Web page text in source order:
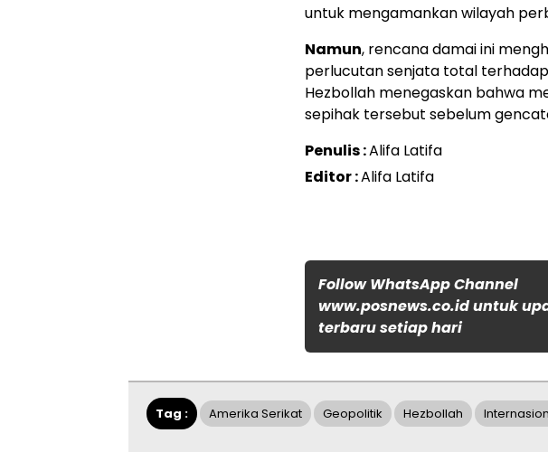
untuk mengamankan wilayah
Namun, rencana damai ini
perlucutan senjata total terhadap
Hezbollah menegaskan bahwa
sepihak tersebut sebelum
Penulis :Alifa Latifa
Editor :Alifa Latifa
Follow WhatsApp Channel
www.posnews.co.id untuk
terbaru setiap hari
Tag : Amerika Serikat Geopolitik Hezbollah